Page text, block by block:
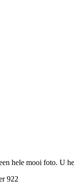
hele mooi foto. U